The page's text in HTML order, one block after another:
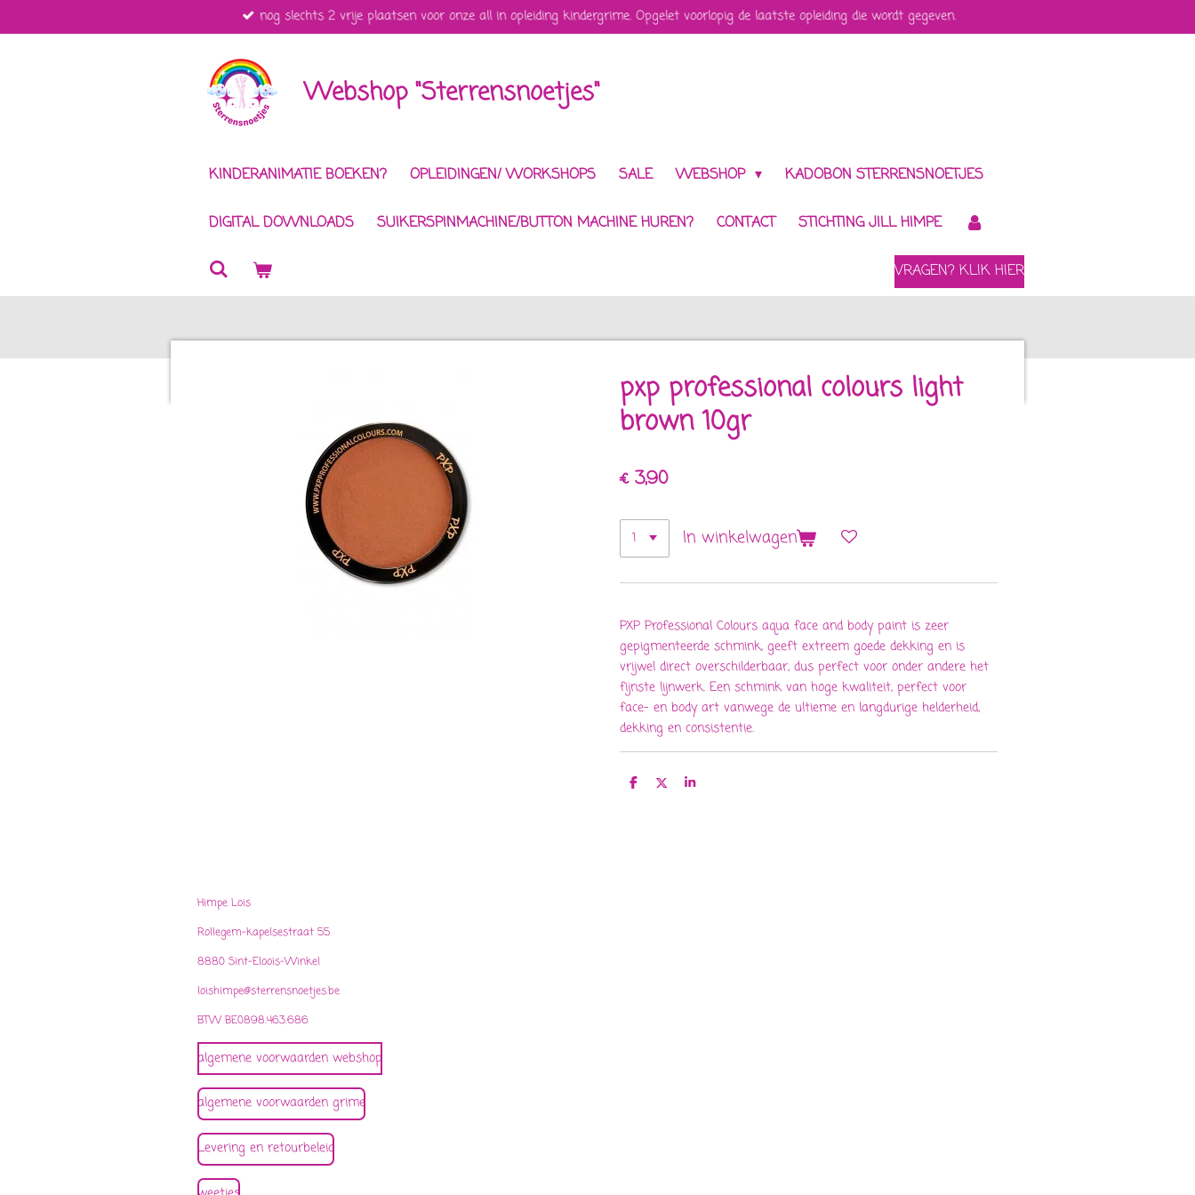
direct
nog slechts 2 vrije plaatsen voor onze all in opleiding kindergrime. Opgelet voorlopig de laatste opleiding die wordt gegeven.
Webshop "Sterrensnoetjes"
KINDERANIMATIE BOEKEN? OPLEIDINGEN/ WORKSHOPS SALE WEBSHOP KADOBON STERRENSNOETJES
DIGITAL DOWNLOADS SUIKERSPINMACHINE/BUTTON MACHINE HUREN? CONTACT STICHTING JILL HIMPE
VRAGEN? KLIK HIER
pxp professional colours light
brown 10gr
€ 3,90
In winkelwagen
PXP Professional Colours aqua face and body paint is zeer
gepigmenteerde schmink, geeft extreem goede dekking en is
vrijwel direct overschilderbaar, dus perfect voor onder andere het
fijnste lijnwerk. Een schmink van hoge kwaliteit, perfect voor
face- en body art vanwege de ultieme en langdurige helderheid,
dekking en consistentie.
D D S
Himpe Lois
Rollegem-kapelsestraat 55
8880 Sint-Eloois-Winkel
loishimpe@sterrensnoetjes.be
BTW BE0898.463.686
algemene voorwaarden webshop
algemene voorwaarden grime
Levering en retourbeleid